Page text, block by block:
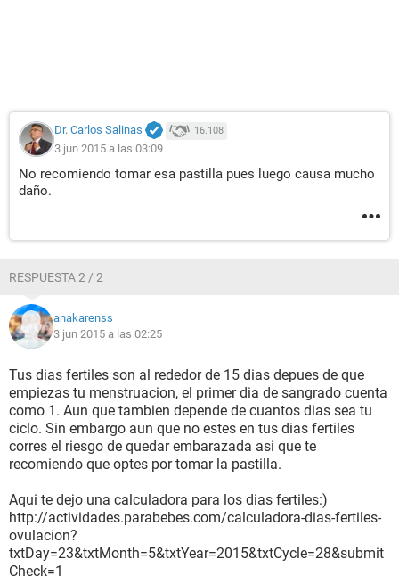
Dr. Carlos Salinas 16.108
3 jun 2015 a las 03:09
No recomiendo tomar esa pastilla pues luego causa mucho
daño.
RESPUESTA 2 / 2
anakarenss
3 jun 2015 a las 02:25
Tus dias fertiles son al rededor de 15 dias depues de que
empiezas tu menstruacion, el primer dia de sangrado cuenta
como 1. Aun que tambien depende de cuantos dias sea tu
ciclo. Sin embargo aun que no estes en tus dias fertiles
corres el riesgo de quedar embarazada asi que te
recomiendo que optes por tomar la pastilla.
Aqui te dejo una calculadora para los dias fertiles:)
http://actividades.parabebes.com/calculadora-dias-fertiles-
ovulacion?
txtDay=23&txtMonth=5&txtYear=2015&txtCycle=28&submit
Check=1